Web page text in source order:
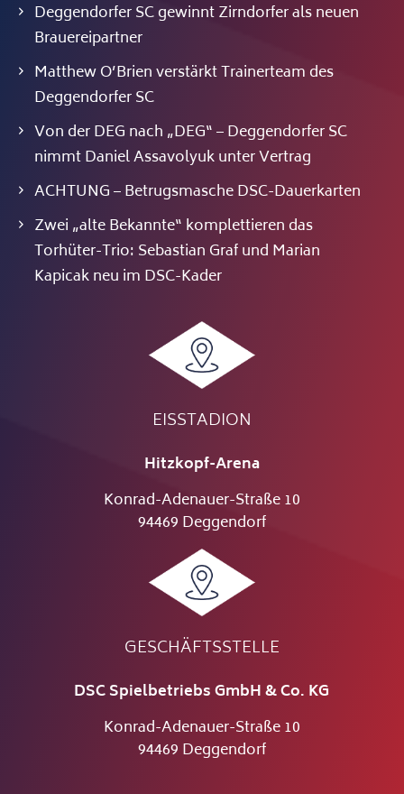
Deggendorfer SC gewinnt Zirndorfer als neuen
Brauereipartner
Matthew O’Brien verstärkt Trainerteam des
Deggendorfer SC
Von der DEG nach „DEG“ – Deggendorfer SC
nimmt Daniel Assavolyuk unter Vertrag
ACHTUNG – Betrugsmasche DSC-Dauerkarten
Zwei „alte Bekannte“ komplettieren das
Torhüter-Trio: Sebastian Graf und Marian
Kapicak neu im DSC-Kader
EISSTADION
Hitzkopf-Arena
Konrad-Adenauer-Straße 10
94469 Deggendorf
GESCHÄFTSSTELLE
DSC Spielbetriebs GmbH & Co. KG
Konrad-Adenauer-Straße 10
94469 Deggendorf